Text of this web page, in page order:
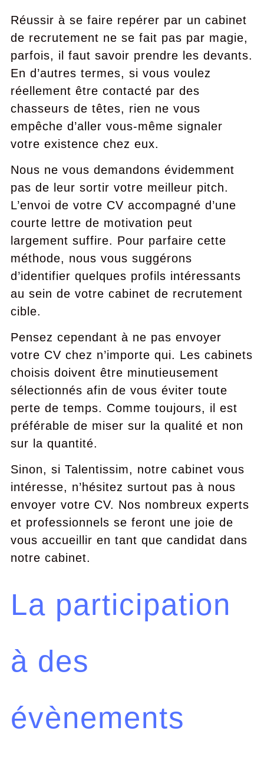
Réussir à se faire repérer par un cabinet
de recrutement ne se fait pas par magie,
parfois, il faut savoir prendre les devants.
En d’autres termes, si vous voulez
réellement être contacté par des
chasseurs de têtes, rien ne vous
empêche d’aller vous-même signaler
votre existence chez eux.
Nous ne vous demandons évidemment
pas de leur sortir votre meilleur pitch.
L’envoi de votre CV accompagné d’une
courte lettre de motivation peut
largement suffire. Pour parfaire cette
méthode, nous vous suggérons
d’identifier quelques profils intéressants
au sein de votre cabinet de recrutement
cible.
Pensez cependant à ne pas envoyer
votre CV chez n’importe qui. Les cabinets
choisis doivent être minutieusement
sélectionnés afin de vous éviter toute
perte de temps. Comme toujours, il est
préférable de miser sur la qualité et non
sur la quantité.
Sinon, si Talentissim, notre cabinet vous
intéresse, n’hésitez surtout pas à nous
envoyer votre CV. Nos nombreux experts
et professionnels se feront une joie de
vous accueillir en tant que candidat dans
notre cabinet.
La participation
à des
évènements